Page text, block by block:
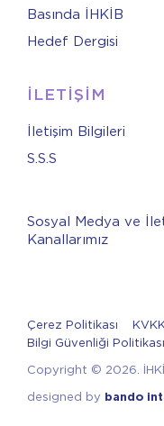
Basında İHKİB
Hedef Dergisi
İLETİŞİM
İletişim Bilgileri
S.S.S
Sosyal Medya ve
Kanallarımız
Çerez Politikası
Bilgi Güvenliği Politikası
Copyright © 2026.
designed by bando